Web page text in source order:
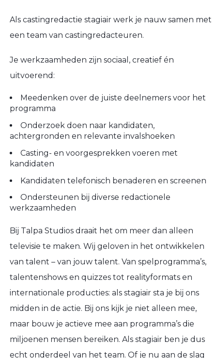
Als castingredactie stagiair werk je nauw samen met
een team van castingredacteuren.
Je werkzaamheden zijn sociaal, creatief én
uitvoerend:
Meedenken over de juiste deelnemers voor het
programma
Onderzoek doen naar kandidaten,
achtergronden en relevante invalshoeken
Casting- en voorgesprekken voeren met
kandidaten
Kandidaten telefonisch benaderen en screenen
Ondersteunen bij diverse redactionele
werkzaamheden
Bij Talpa Studios draait het om meer dan alleen
televisie te maken. Wij geloven in het ontwikkelen
van talent – van jouw talent. Van spelprogramma’s,
talentenshows en quizzes tot realityformats en
internationale producties: als stagiair sta je bij ons
midden in de actie. Bij ons kijk je niet alleen mee,
maar bouw je actieve mee aan programma’s die
miljoenen mensen bereiken. Als stagiair ben je dus
echt onderdeel van het team. Of je nu aan de slag